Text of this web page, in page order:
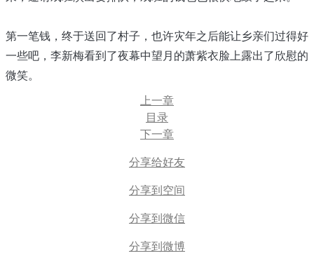
第一笔钱，终于送回了村子，也许灾年之后能让乡亲们过得好
一些吧，李新梅看到了夜幕中望月的萧紫衣脸上露出了欣慰的
微笑。
上一章
目录
下一章
分享给好友
分享到空间
分享到微信
分享到微博